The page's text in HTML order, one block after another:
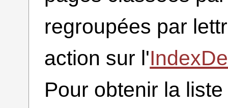
regroupées par
action sur l'
Pour obtenir la